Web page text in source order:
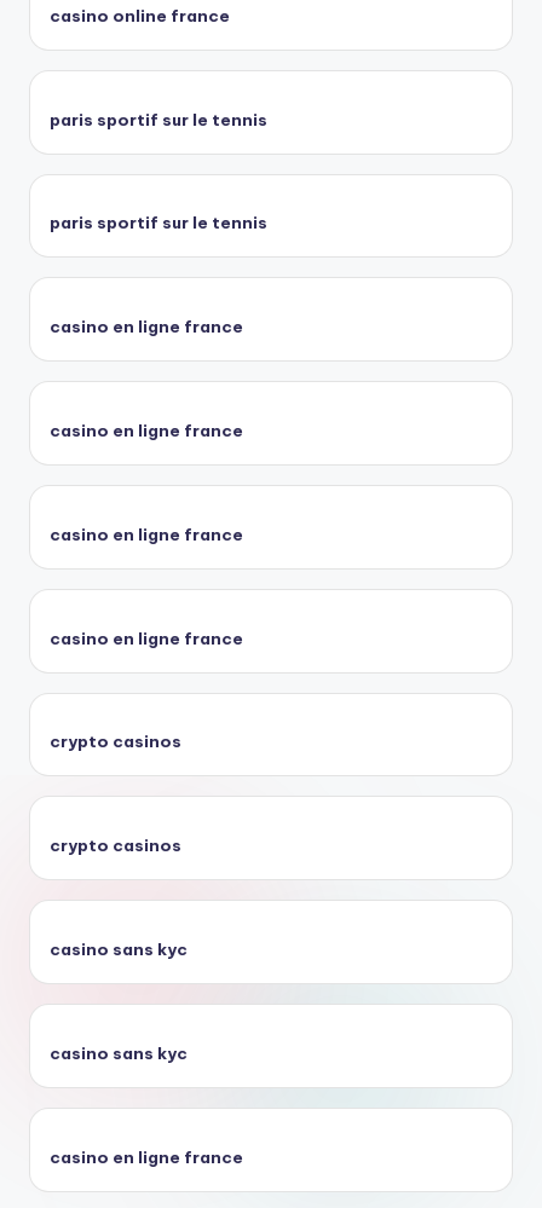
casino online france
paris sportif sur le tennis
paris sportif sur le tennis
casino en ligne france
casino en ligne france
casino en ligne france
casino en ligne france
crypto casinos
crypto casinos
casino sans kyc
casino sans kyc
casino en ligne france